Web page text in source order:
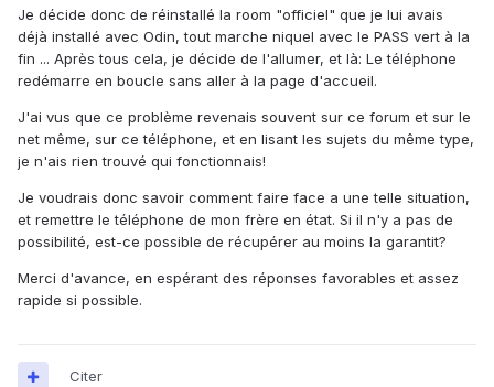
Je décide donc de réinstallé la room "officiel" que je lui avais
déjà installé avec Odin, tout marche niquel avec le PASS vert à la
fin ... Après tous cela, je décide de l'allumer, et là: Le téléphone
redémarre en boucle sans aller à la page d'accueil.
J'ai vus que ce problème revenais souvent sur ce forum et sur le
net même, sur ce téléphone, et en lisant les sujets du même type,
je n'ais rien trouvé qui fonctionnais!
Je voudrais donc savoir comment faire face a une telle situation,
et remettre le téléphone de mon frère en état. Si il n'y a pas de
possibilité, est-ce possible de récupérer au moins la garantit?
Merci d'avance, en espérant des réponses favorables et assez
rapide si possible.
Citer